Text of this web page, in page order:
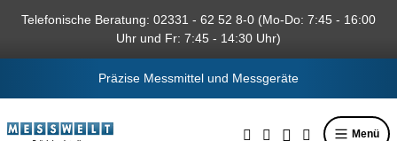
springen
Telefonische Beratung: 02331 - 62 52 8-0 (Mo-Do: 7:45 - 16:00
Uhr und Fr: 7:45 - 14:30 Uhr)
Präzise Messmittel und Messgeräte
Menü